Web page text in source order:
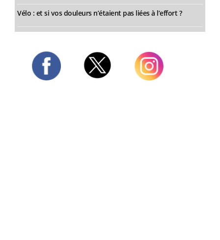
Vélo : et si vos douleurs n’étaient pas liées à l’effort ?